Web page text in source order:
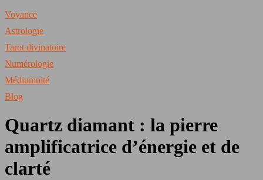
Voyance
Astrologie
Tarot divinatoire
Numérologie
Médiumnité
Blog
Quartz diamant : la pierre
amplificatrice d’énergie et de
clarté